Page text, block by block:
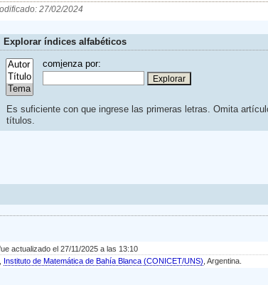
27/02/2024
Explorar índices alfabéticos
comienza por:
Es suficiente con que ingrese las primeras letras. Omita
títulos.
actualizado el 27/11/2025 a las 13:10
Instituto de Matemática de Bahía Blanca (CONICET/UNS) , Argentina.